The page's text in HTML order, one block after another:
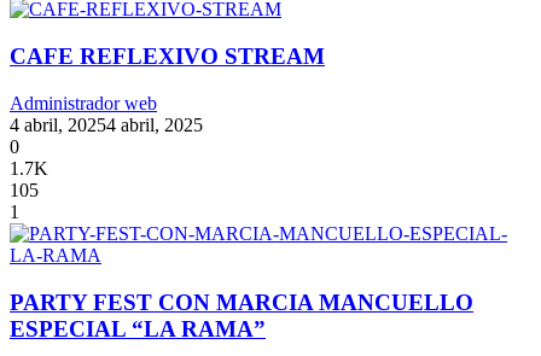
CAFE REFLEXIVO STREAM
Administrador web
4 abril, 20254 abril, 2025
0
1.7K
105
1
PARTY FEST CON MARCIA MANCUELLO
ESPECIAL “LA RAMA”